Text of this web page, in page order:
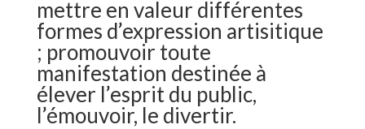
mettre en valeur différentes
formes d’expression artisitique
; promouvoir toute
manifestation destinée à
élever l’esprit du public,
l’émouvoir, le divertir.